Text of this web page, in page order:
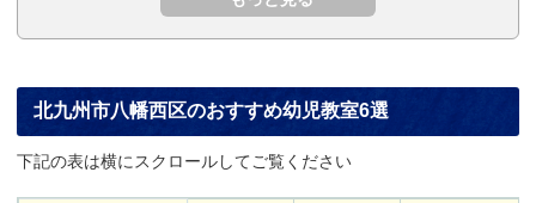
北九州市八幡西区のおすすめ幼児教室6選
下記の表は横にスクロールしてご覧ください